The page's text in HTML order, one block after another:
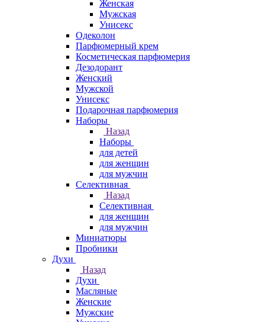
Женская
Мужская
Унисекс
Одеколон
Парфюмерный крем
Косметическая парфюмерия
Дезодорант
Женский
Мужской
Унисекс
Подарочная парфюмерия
Наборы
Назад
Наборы
для детей
для женщин
для мужчин
Селективная
Назад
Селективная
для женщин
для мужчин
Миниатюры
Пробники
Духи
Назад
Духи
Масляные
Женские
Мужские